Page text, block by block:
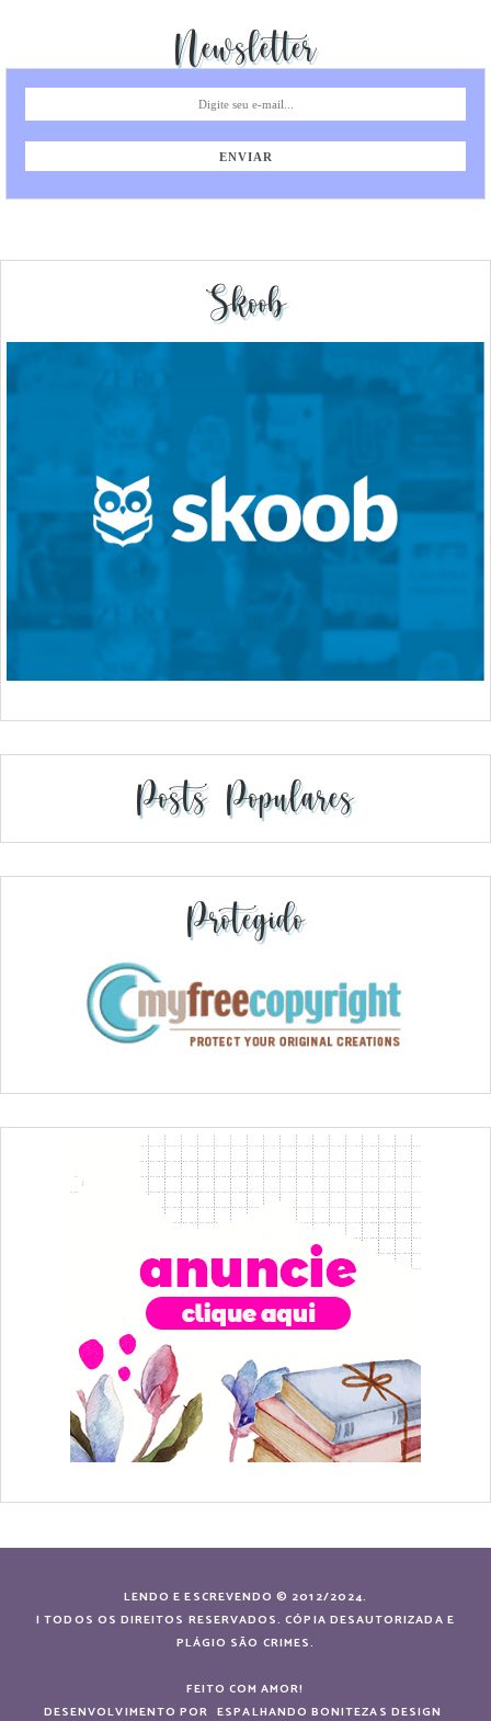
Newsletter
Skoob
Posts Populares
Protegido
LENDO E ESCREVENDO © 2012/2024.
| TODOS OS DIREITOS RESERVADOS. CÓPIA DESAUTORIZADA E
PLÁGIO SÃO CRIMES.
FEITO COM AMOR!
DESENVOLVIMENTO POR ESPALHANDO BONITEZAS DESIGN